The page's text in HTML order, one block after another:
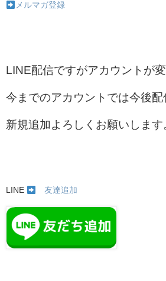
メルマガ登録
LINE配信ですがアカウントが変
今までのアカウントでは今後
新規追加よろしくお願いします
LINE 友達追加